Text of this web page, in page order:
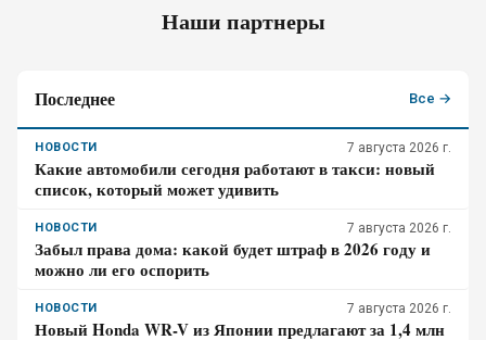
Наши партнеры
Последнее Все →
НОВОСТИ 7 августа 2026 г.
Какие автомобили сегодня работают в такси: новый
список, который может удивить
НОВОСТИ 7 августа 2026 г.
Забыл права дома: какой будет штраф в 2026 году и
можно ли его оспорить
НОВОСТИ 7 августа 2026 г.
Новый Honda WR-V из Японии предлагают за 1,4 млн